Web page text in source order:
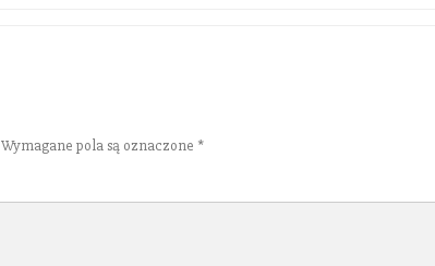
Wymagane pola są oznaczone *